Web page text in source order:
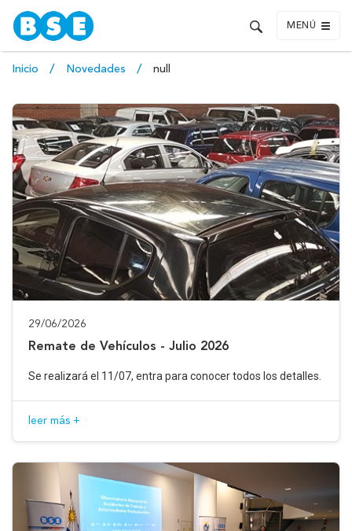
MENÚ
Inicio Novedades null
29/06/2026
Remate de Vehículos - Julio 2026
Se realizará el 11/07, entra para conocer todos los detalles.
leer más +